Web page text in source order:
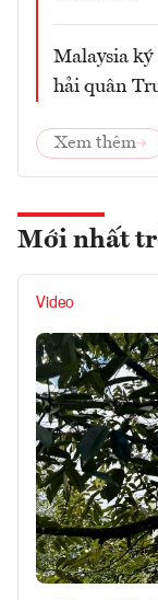
Malaysia
hải quân
Xem thêm
Mới nhất
Video